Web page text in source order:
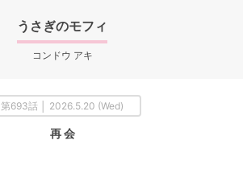
うさぎのモフィ
コンドウ アキ
第693話 │ 2026.5.20 (Wed)
再 会